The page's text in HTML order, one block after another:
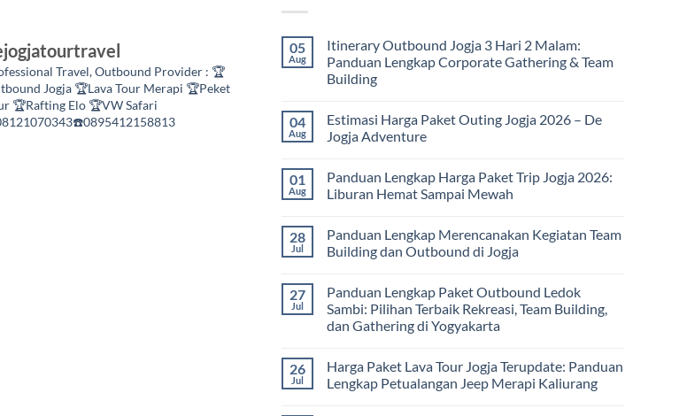
Travel,Outbound Provider : 🏆
Jogja 🏆Lava Tour Merapi 🏆Peket
🏆Rafting Elo🏆VW Safari
05
Aug
Itinerary Outbound Jogja 3 Hari 2 Malam:
Panduan Lengkap Corporate Gathering & Team
Building
on
Itinerary
Outbound
Hari
2
Malam:
Corporate
Gathering
&
04
Aug
Estimasi Harga Paket Outing Jogja 2026 – De
Jogja Adventure
on
Estimasi
Harga
Jogja
2026
–
Adventure
01
Aug
Panduan Lengkap Harga Paket Trip Jogja 2026:
Liburan Hemat Sampai Mewah
on
Panduan
Lengkap
Trip
Jogja
2026:
Liburan
Mewah
28
Jul
Panduan Lengkap Merencanakan Kegiatan Team
Building dan Outbound di Jogja
on
Panduan
Lengkap
Merencanakan
Building
dan
Outbound
27
Jul
Panduan Lengkap Paket Outbound Ledok
Sambi: Pilihan Terbaik Rekreasi, Team Building,
dan Gathering di Yogyakarta
on
Panduan
Lengkap
26
Jul
Harga Paket Lava Tour Jogja Terupdate: Panduan
Lengkap Petualangan Jeep Merapi Kaliurang